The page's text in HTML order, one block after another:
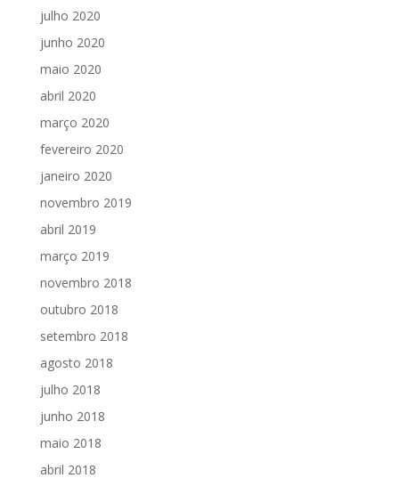
julho 2020
junho 2020
maio 2020
abril 2020
março 2020
fevereiro 2020
janeiro 2020
novembro 2019
abril 2019
março 2019
novembro 2018
outubro 2018
setembro 2018
agosto 2018
julho 2018
junho 2018
maio 2018
abril 2018